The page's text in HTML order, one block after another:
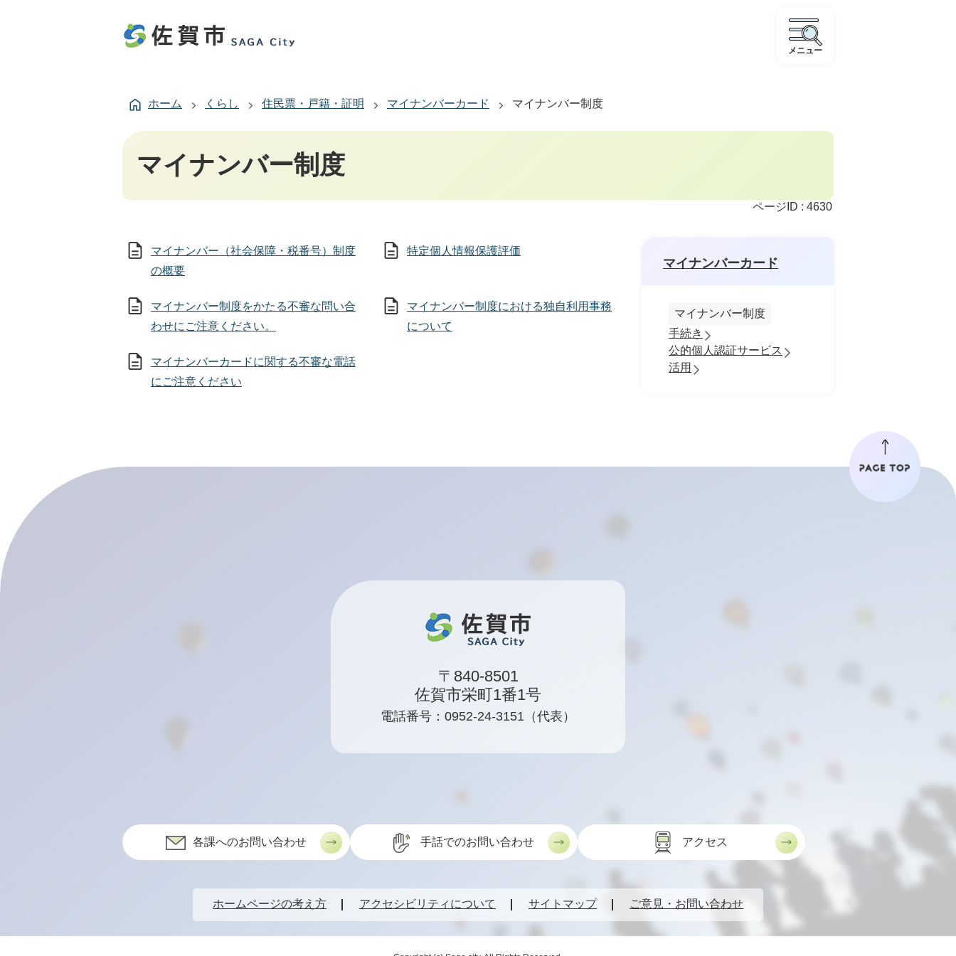
メニュー
ホーム くらし 住民票・戸籍・証明 マイナンバーカード マイナンバー制度
マイナンバー制度
ページID : 4630
マイナンバー（社会保障・税番号）制度
の概要
特定個人情報保護評価
マイナンバー制度をかたる不審な問い合
わせにご注意ください。
マイナンバー制度における独自利用事務
について
マイナンバーカードに関する不審な電話
にご注意ください
マイナンバーカード
マイナンバー制度
手続き
公的個人認証サービス
活用
〒840-8501
佐賀市栄町1番1号
電話番号：0952-24-3151（代表）
各課へのお問い合わせ 手話でのお問い合わせ アクセス
ホームページの考え方 アクセシビリティについて サイトマップ ご意見・お問い合わせ